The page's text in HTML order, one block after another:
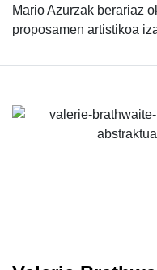
Mario Azurzak berariaz
proposamen artistikoa